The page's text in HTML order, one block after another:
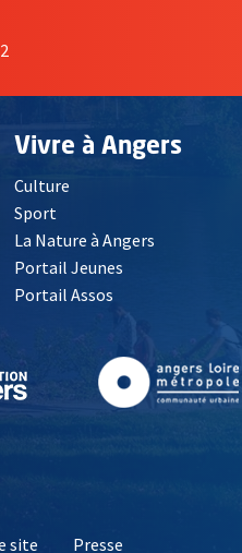
Vivre à Angers
Culture
Sport
La Nature à Angers
Portail Jeunes
Portail Assos
, Ouvre une nouvelle fenêtre
site Presse , Ouvre une